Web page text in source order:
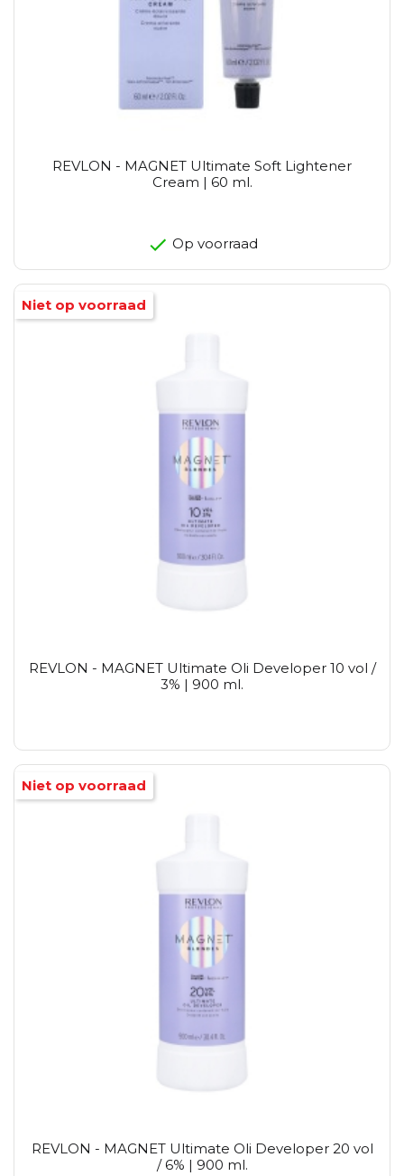
REVLON - MAGNET Ultimate Soft Lightener
Cream | 60 ml.
Op voorraad
REVLON - MAGNET Ultimate Oli Developer 10 vol /
3% | 900 ml.
Niet op voorraad
REVLON - MAGNET Ultimate Oli Developer 20 vol
/ 6% | 900 ml.
Niet op voorraad